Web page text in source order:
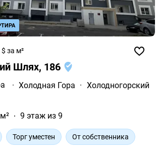
за м²
Шлях, 186
· Холодная Гора · Холодногорский
9 этаж из 9
Торг уместен От собственника